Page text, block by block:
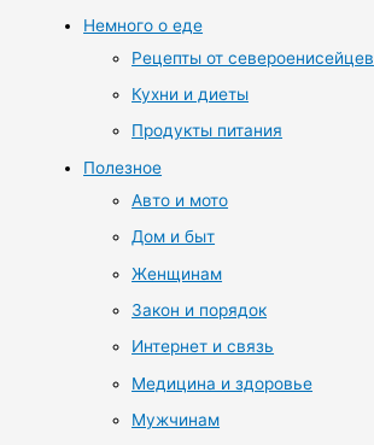
Немного о еде
Рецепты от североенисейцев
Кухни и диеты
Продукты питания
Полезное
Авто и мото
Дом и быт
Женщинам
Закон и порядок
Интернет и связь
Медицина и здоровье
Мужчинам